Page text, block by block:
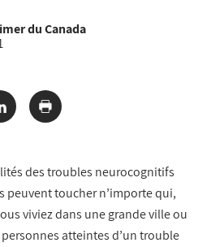
des troubles neurocognitifs
peuvent toucher n’importe qui,
viviez dans une grande ville ou
atteintes d’un trouble
du Canada